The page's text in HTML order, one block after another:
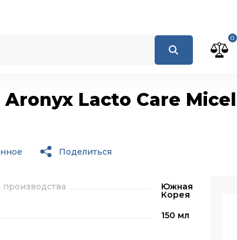
0
Lacto Care
Поделиться
производства Южная
Корея
150 мл